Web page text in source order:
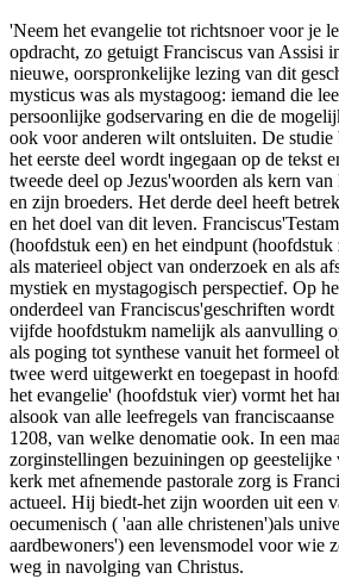
'Neem het evangelie tot richtsnoer voor je
opdracht, zo getuigt Franciscus van Assisi
nieuwe, oorspronkelijke lezing van dit
mysticus was als mystagoog: iemand die
persoonlijke godservaring en die de
ook voor anderen wilt ontsluiten. De studie
het eerste deel wordt ingegaan op de tekst
tweede deel op Jezus'woorden als kern
en zijn broeders. Het derde deel heeft
en het doel van dit leven.
(hoofdstuk een) en het eindpunt
als materieel object van onderzoek en als
mystiek en mystagogisch perspectief. Op
onderdeel van Franciscus'geschriften wordt
vijfde hoofdstukm namelijk als aanvulling
als poging tot synthese vanuit het formeel
twee werd uitgewerkt en toegepast in
het evangelie' (hoofdstuk vier) vormt het
alsook van alle leefregels van
1208, van welke denomatie ook. In een
zorginstellingen bezuiningen op geestelijke
kerk met afnemende pastorale zorg is
actueel. Hij biedt-het zijn woorden uit een
oecumenisch ( 'aan alle christenen')als
aardbewoners') een levensmodel voor wie
weg in navolging van Christus.